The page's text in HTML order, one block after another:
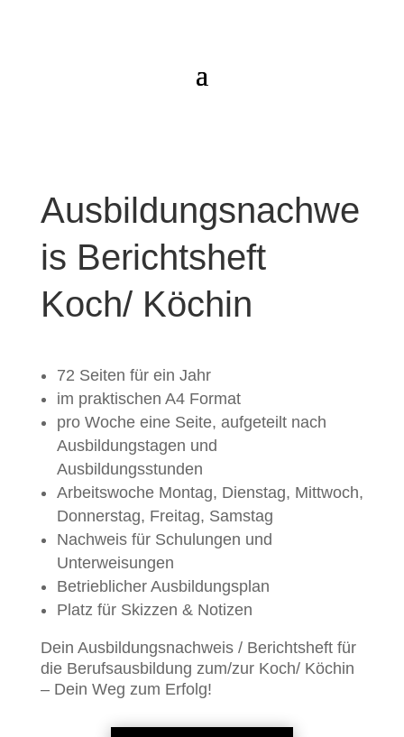
Ausbildungsnachwe
is Berichtsheft
Koch/ Köchin
72 Seiten für ein Jahr
im praktischen A4 Format
pro Woche eine Seite, aufgeteilt nach
Ausbildungstagen und
Ausbildungsstunden
Arbeitswoche Montag, Dienstag, Mittwoch,
Donnerstag, Freitag, Samstag
Nachweis für Schulungen und
Unterweisungen
Betrieblicher Ausbildungsplan
Platz für Skizzen & Notizen
Dein Ausbildungsnachweis / Berichtsheft für
die Berufsausbildung zum/zur Koch/ Köchin
– Dein Weg zum Erfolg!